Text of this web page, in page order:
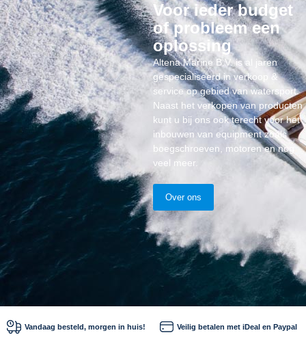
Voor ieder budget
of probleem een
oplossing
Altena Marine B.V. is al jaren
gespecialiseerd in verkoop &
service op gebied van watersport.
Naast het verkopen van producten
kunt u bij ons ook terecht voor het
inbouwen van equipment zoals
boegschroeven, motoren en nog
veel meer.
Over ons
Vandaag besteld, morgen in huis! Veilig betalen met iDeal en Paypal